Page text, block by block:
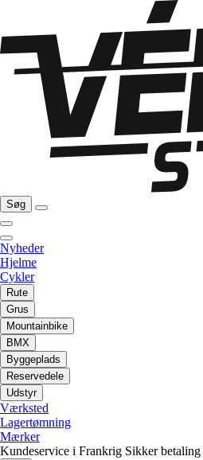
Søg
Nyheder
Hjelme
Cykler
Rute
Grus
Mountainbike
BMX
Byggeplads
Reservedele
Udstyr
Værksted
Lagertømning
Mærker
Kundeservice i Frankrig Sikker betaling